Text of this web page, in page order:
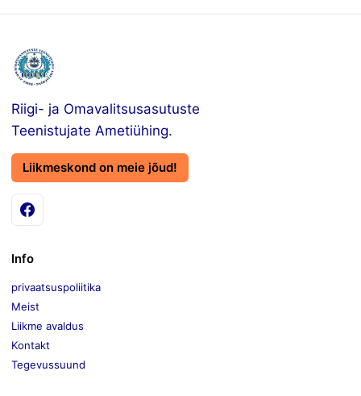
Riigi- ja Omavalitsusasutuste
Teenistujate Ametiühing.
Liikmeskond on meie jõud!
Info
privaatsuspoliitika
Meist
Liikme avaldus
Kontakt
Tegevussuund